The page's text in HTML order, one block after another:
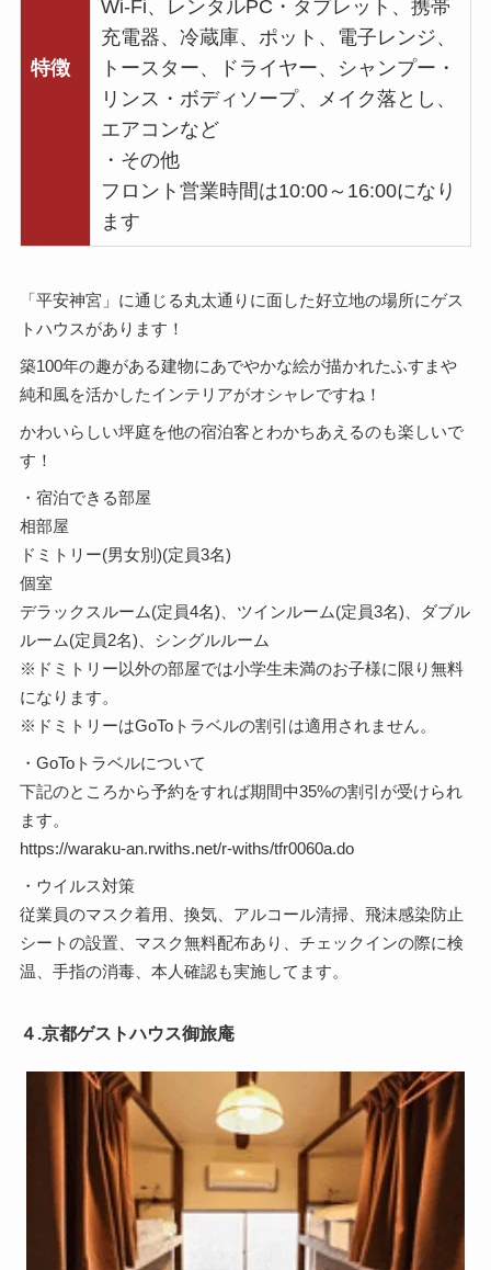
特徴
Wi-Fi、レンタルPC・タブレット、携帯
充電器、冷蔵庫、ポット、電子レンジ、
トースター、ドライヤー、シャンプー・
リンス・ボディソープ、メイク落とし、
エアコンなど
・その他
フロント営業時間は10:00～16:00になり
ます
「平安神宮」に通じる丸太通りに面した好立地の場所にゲス
トハウスがあります！
築100年の趣がある建物にあでやかな絵が描かれたふすまや
純和風を活かしたインテリアがオシャレですね！
かわいらしい坪庭を他の宿泊客とわかちあえるのも楽しいで
す！
・宿泊できる部屋
相部屋
ドミトリー(男女別)(定員3名)
個室
デラックスルーム(定員4名)、ツインルーム(定員3名)、ダブル
ルーム(定員2名)、シングルルーム
※ドミトリー以外の部屋では小学生未満のお子様に限り無料
になります。
※ドミトリーはGoToトラベルの割引は適用されません。
・GoToトラベルについて
下記のところから予約をすれば期間中35%の割引が受けられ
ます。
https://waraku-an.rwiths.net/r-withs/tfr0060a.do
・ウイルス対策
従業員のマスク着用、換気、アルコール清掃、飛沫感染防止
シートの設置、マスク無料配布あり、チェックインの際に検
温、手指の消毒、本人確認も実施してます。
４.京都ゲストハウス御旅庵